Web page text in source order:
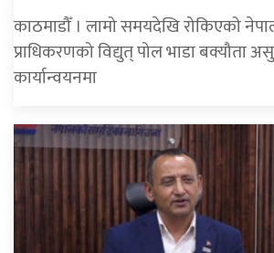
काठमाडौँ । लामो समयदेखि रोकिएको
प्राधिकरणको विद्युत् पोल भाडा बक्यौता
कार्यान्वयनमा